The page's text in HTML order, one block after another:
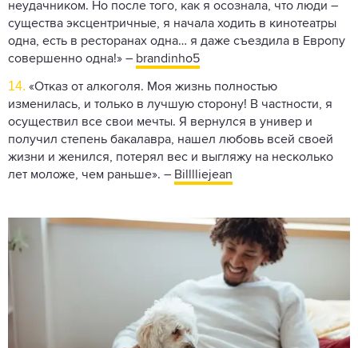
неудачником. Но после того, как я осознала, что люди –
существа эксцентричные, я начала ходить в кинотеатры
одна, есть в ресторанах одна… я даже съездила в Европу
совершенно одна!» – brandinho5
14. «Отказ от алкоголя. Моя жизнь полностью
изменилась, и только в лучшую сторону! В частности, я
осуществил все свои мечты. Я вернулся в универ и
получил степень бакалавра, нашел любовь всей своей
жизни и женился, потерял вес и выгляжу на несколько
лет моложе, чем раньше». – Billlliejean